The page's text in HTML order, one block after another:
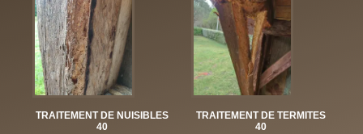
TRAITEMENT DE NUISIBLES
40
TRAITEMENT DE TERMITES
40